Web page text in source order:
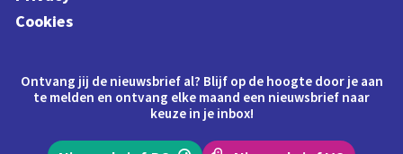
Cookies
Ontvang jij de nieuwsbrief al? Blijf op de hoogte door je aan
te melden en ontvang elke maand een nieuwsbrief naar
keuze in je inbox!